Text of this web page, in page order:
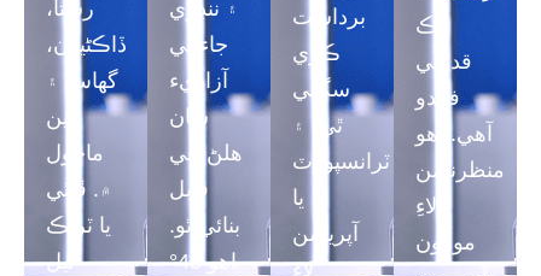
رستا،
ڏاڪڻيون،
گھاس ۽
ٻين
ماحول
۾. ڦيٿي
يا ٽريڪ
ٿيل
۽ ننڍڙي
جاء تي
آزاديء
سان
هلڻ جي
قابل
بنائي ٿو.
اهو 45°
برداشت
ڪري
سگهي
ٿي، ۽
ٽرانسپورٽ
يا
آپريشن
لاء
هڪ
قدرتي
فائدو
آهي. اهو
منظرنامن
لاءِ
موزون